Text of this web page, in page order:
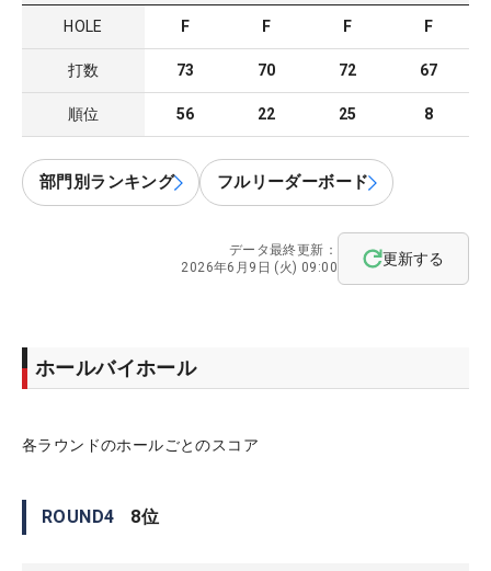
HOLE F F F F
打数 73 70 72 67
順位 56 22 25 8
部門別ランキング フルリーダーボード
データ最終更新：
2026年6月9日 (火) 09:00
更新する
ホールバイホール
各ラウンドのホールごとのスコア
ROUND4 8位